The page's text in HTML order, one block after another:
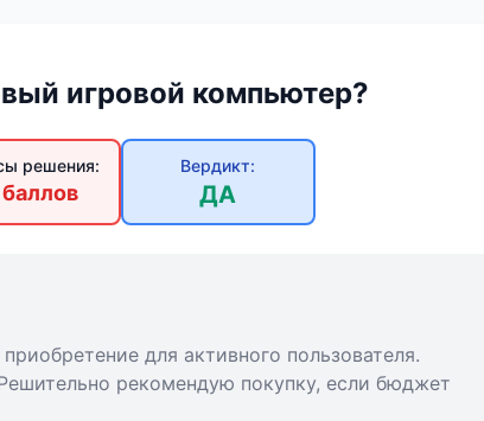
игровой компьютер?
решения: Вердикт:
ДА
для активного пользователя.
рекомендую покупку, если бюджет